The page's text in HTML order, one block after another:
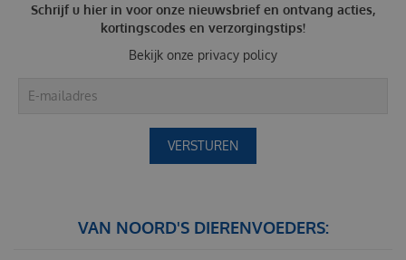
Schrijf u hier in voor onze nieuwsbrief en ontvang acties,
kortingscodes en verzorgingstips!
Bekijk onze privacy policy
VAN NOORD'S DIERENVOEDERS: